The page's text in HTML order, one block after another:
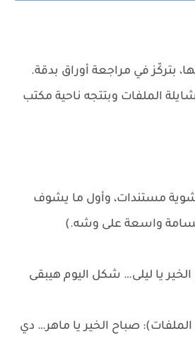
بتركّز في مراجعة أوراق بدقة.
الملفات وبتتجه ناحية مكتب
مستندات، وأول ما يشوف
واسعة على وشه.)
يا ليلى… شكل اليوم هيبقى
صباح الخير يا ماهر… دي